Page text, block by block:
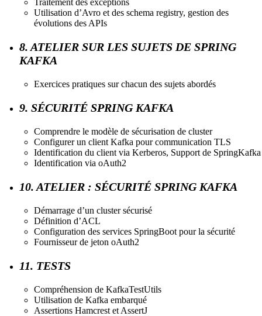
Utilisation d’Avro et des schema registry, gestion des
évolutions des APIs
8. ATELIER SUR LES SUJETS DE SPRING
KAFKA
Exercices pratiques sur chacun des sujets abordés
9. SÉCURITÉ SPRING KAFKA
Comprendre le modèle de sécurisation de cluster
Configurer un client Kafka pour communication TLS
Identification du client via Kerberos, Support de SpringKafka
Identification via oAuth2
10. ATELIER : SÉCURITÉ SPRING KAFKA
Démarrage d’un cluster sécurisé
Définition d’ACL
Configuration des services SpringBoot pour la sécurité
Fournisseur de jeton oAuth2
11. TESTS
Compréhension de KafkaTestUtils
Utilisation de Kafka embarqué
Assertions Hamcrest et AssertJ